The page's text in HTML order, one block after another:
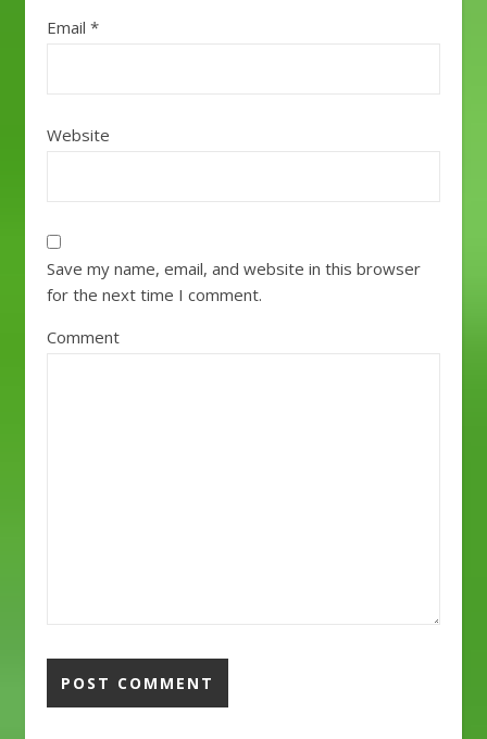
Email *
Website
Save my name, email, and website in this browser
for the next time I comment.
Comment